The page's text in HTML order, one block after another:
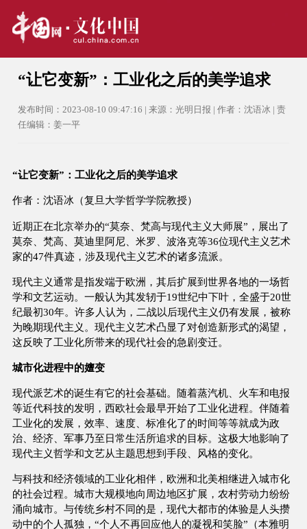
“让它变新”：工业化之后的美学追求
发布时间：2023-08-10 09:47:16 | 来源：光明日报 | 作者：沈语冰 | 责
任编辑：姜一平
“让它变新”：工业化之后的美学追求
作者：沈语冰（复旦大学哲学学院教授）
近期正在北京举办的“莫奈、梵高与现代主义大师展”，展出了
莫奈、梵高、莫迪里阿尼、米罗、波洛克等36位现代主义艺术
家的47件真迹，涉及现代主义艺术的诸多流派。
现代主义通常是指发端于欧洲，其后扩展到世界各地的一场哲
学和文艺运动。一般认为其发轫于19世纪中下叶，全盛于20世
纪最初30年。许多人认为，二战以后现代主义仍有发展，被称
为晚期现代主义。现代主义艺术凸显了对创造新形式的渴望，
这反映了工业化所带来的现代社会的急剧变迁。
城市化进程中的嬗变
现代派艺术的诞生有它的社会基础。随着蒸汽机、火车和电报
等近代科技的发明，西欧社会最早开始了工业化进程。伴随着
工业化的发展，效率、速度、标准化了的时间等等就成为政
治、经济、军事乃至日常生活所追求的目标。这极大地影响了
现代主义哲学和文艺从主题思想到手段、风格的变化。
与科技和经济领域的工业化相伴，欧洲和北美相继进入城市化
的社会过程。城市大规模地向周边地区扩展，农村劳动力纷纷
涌向城市。与传统乡村不同的是，现代大都市的体验是人头攒
动中的个人孤独，“个人不再回应他人的凝视和笑脸”（本雅明